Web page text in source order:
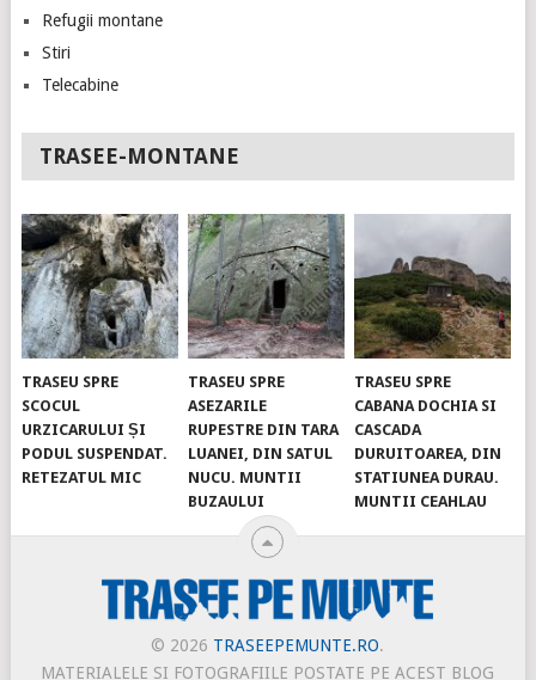
Refugii montane
Stiri
Telecabine
TRASEE-MONTANE
TRASEU SPRE
SCOCUL
URZICARULUI ȘI
PODUL SUSPENDAT.
RETEZATUL MIC
TRASEU SPRE
ASEZARILE
RUPESTRE DIN TARA
LUANEI, DIN SATUL
NUCU. MUNTII
BUZAULUI
TRASEU SPRE
CABANA DOCHIA SI
CASCADA
DURUITOAREA, DIN
STATIUNEA DURAU.
MUNTII CEAHLAU
© 2026 TRASEEPEMUNTE.RO.
MATERIALELE SI FOTOGRAFIILE POSTATE PE ACEST BLOG